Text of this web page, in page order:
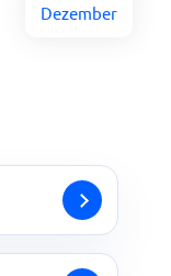
Dezember